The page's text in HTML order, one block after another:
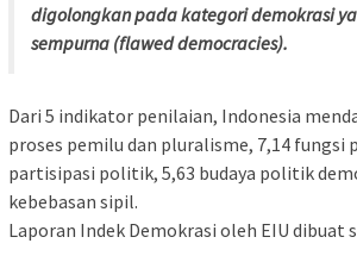
digolongkan pada kategori demokrasi
sempurna (flawed democracies).
Dari 5 indikator penilaian, Indonesia
proses pemilu dan pluralisme, 7,14 fungsi
partisipasi politik, 5,63 budaya politik
kebebasan sipil.
Laporan Indek Demokrasi oleh EIU dibuat